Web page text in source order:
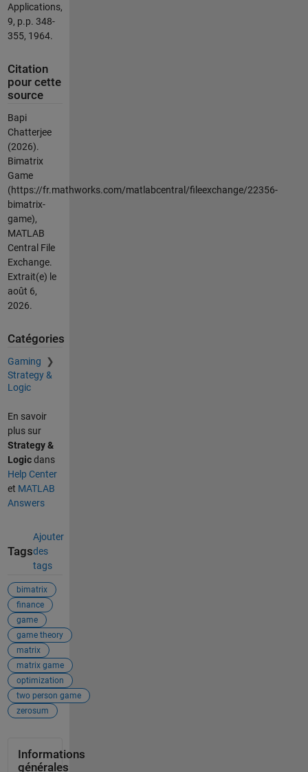
Applications,
9, p.p. 348-
355, 1964.
Citation
pour cette
source
Bapi
Chatterjee
(2026).
Bimatrix
Game
(https://fr.mathworks.com/matlabcentral/fileexchange/22356-
bimatrix-
game),
MATLAB
Central File
Exchange.
Extrait(e) le
août 6,
2026.
Catégories
Gaming
Strategy &
Logic
En savoir
plus sur
Strategy &
Logicdans
Help Center
et MATLAB
Answers
Tags
Ajouter
des
tags
bimatrix
finance
game
game theory
matrix
matrix game
optimization
two person game
zerosum
Informations
générales